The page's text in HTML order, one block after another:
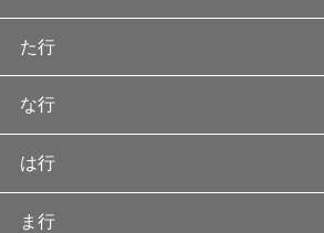
た行
な行
は行
ま行